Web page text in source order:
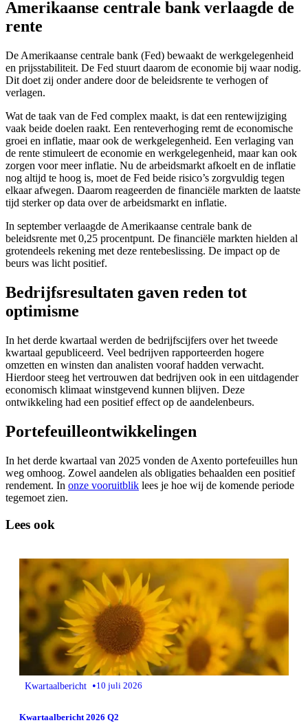
Amerikaanse centrale bank verlaagde de
rente
De Amerikaanse centrale bank (Fed) bewaakt de werkgelegenheid
en prijsstabiliteit. De Fed stuurt daarom de economie bij waar nodig.
Dit doet zij onder andere door de beleidsrente te verhogen of
verlagen.
Wat de taak van de Fed complex maakt, is dat een rentewijziging
vaak beide doelen raakt. Een renteverhoging remt de economische
groei en inflatie, maar ook de werkgelegenheid. Een verlaging van
de rente stimuleert de economie en werkgelegenheid, maar kan ook
zorgen voor meer inflatie. Nu de arbeidsmarkt afkoelt en de inflatie
nog altijd te hoog is, moet de Fed beide risico’s zorgvuldig tegen
elkaar afwegen. Daarom reageerden de financiële markten de laatste
tijd sterker op data over de arbeidsmarkt en inflatie.
In september verlaagde de Amerikaanse centrale bank de
beleidsrente met 0,25 procentpunt. De financiële markten hielden al
grotendeels rekening met deze rentebeslissing. De impact op de
beurs was licht positief.
Bedrijfsresultaten gaven reden tot
optimisme
In het derde kwartaal werden de bedrijfscijfers over het tweede
kwartaal gepubliceerd. Veel bedrijven rapporteerden hogere
omzetten en winsten dan analisten vooraf hadden verwacht.
Hierdoor steeg het vertrouwen dat bedrijven ook in een uitdagender
economisch klimaat winstgevend kunnen blijven. Deze
ontwikkeling had een positief effect op de aandelenbeurs.
Portefeuilleontwikkelingen
In het derde kwartaal van 2025 vonden de Axento portefeuilles hun
weg omhoog. Zowel aandelen als obligaties behaalden een positief
rendement. In onze vooruitblik lees je hoe wij de komende periode
tegemoet zien.
Lees ook
Kwartaalbericht •10 juli 2026
Kwartaalbericht 2026 Q2